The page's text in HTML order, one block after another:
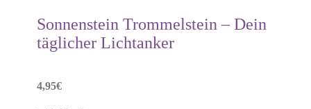
Sonnenstein Trommelstein – Dein
täglicher Lichtanker
4,95€